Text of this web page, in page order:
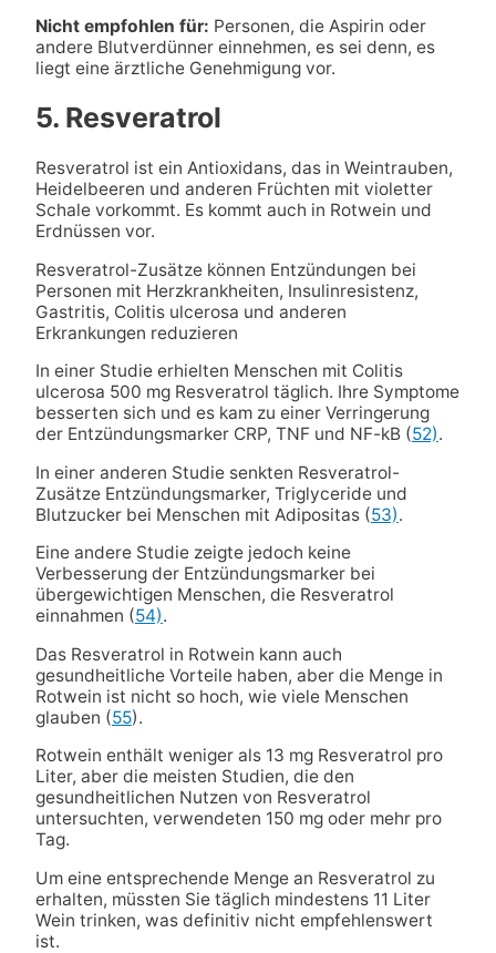
Nicht empfohlen für: Personen, die Aspirin oder
andere Blutverdünner einnehmen, es sei denn, es
liegt eine ärztliche Genehmigung vor.
5. Resveratrol
Resveratrol ist ein Antioxidans, das in Weintrauben,
Heidelbeeren und anderen Früchten mit violetter
Schale vorkommt. Es kommt auch in Rotwein und
Erdnüssen vor.
Resveratrol-Zusätze können Entzündungen bei
Personen mit Herzkrankheiten, Insulinresistenz,
Gastritis, Colitis ulcerosa und anderen
Erkrankungen reduzieren
In einer Studie erhielten Menschen mit Colitis
ulcerosa 500 mg Resveratrol täglich. Ihre Symptome
besserten sich und es kam zu einer Verringerung
der Entzündungsmarker CRP, TNF und NF-kB (52).
In einer anderen Studie senkten Resveratrol-
Zusätze Entzündungsmarker, Triglyceride und
Blutzucker bei Menschen mit Adipositas (53).
Eine andere Studie zeigte jedoch keine
Verbesserung der Entzündungsmarker bei
übergewichtigen Menschen, die Resveratrol
einnahmen (54).
Das Resveratrol in Rotwein kann auch
gesundheitliche Vorteile haben, aber die Menge in
Rotwein ist nicht so hoch, wie viele Menschen
glauben (55).
Rotwein enthält weniger als 13 mg Resveratrol pro
Liter, aber die meisten Studien, die den
gesundheitlichen Nutzen von Resveratrol
untersuchten, verwendeten 150 mg oder mehr pro
Tag.
Um eine entsprechende Menge an Resveratrol zu
erhalten, müssten Sie täglich mindestens 11 Liter
Wein trinken, was definitiv nicht empfehlenswert
ist.